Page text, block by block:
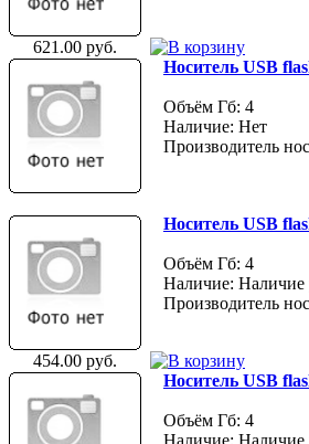
621.00 руб.
Носитель USB
Объём Гб: 4
Наличие: Нет
Производитель
Носитель USB
Объём Гб: 4
Наличие: Наличие
Производитель
454.00 руб.
Носитель USB
Объём Гб: 4
Наличие: Наличие